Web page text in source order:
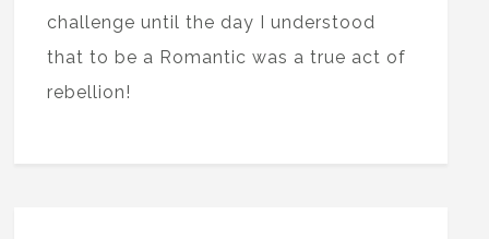
challenge until the day I understood
that to be a Romantic was a true act of
rebellion!